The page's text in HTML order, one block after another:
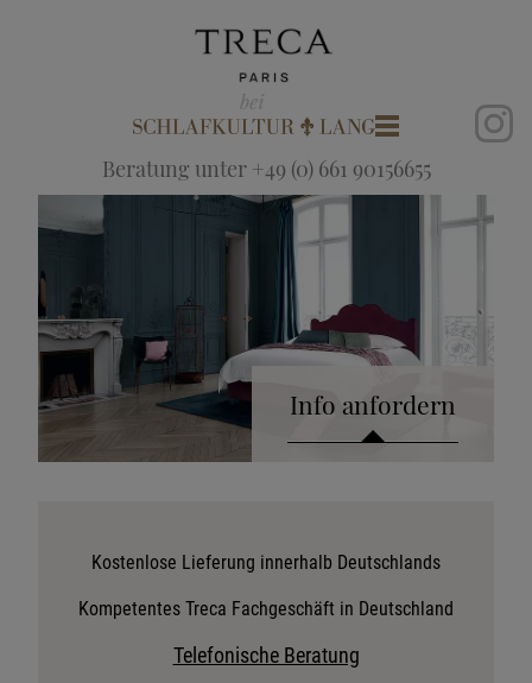
Beratung unter +49 (0) 661 90156655
Info anfordern
Stoffkollektion anfordern
Telefonische Beratung anfordern
Kostenlose Lieferung innerhalb Deutschlands
Kompetentes Treca Fachgeschäft in Deutschland
Telefonische Beratung